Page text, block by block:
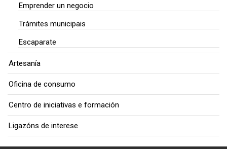
Emprender un negocio
Trámites municipais
Escaparate
Artesanía
Oficina de consumo
Centro de iniciativas e formación
Ligazóns de interese